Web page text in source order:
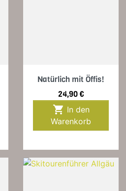
Natürlich mit Öffis!
Preis
24,90 €

Warenkorb